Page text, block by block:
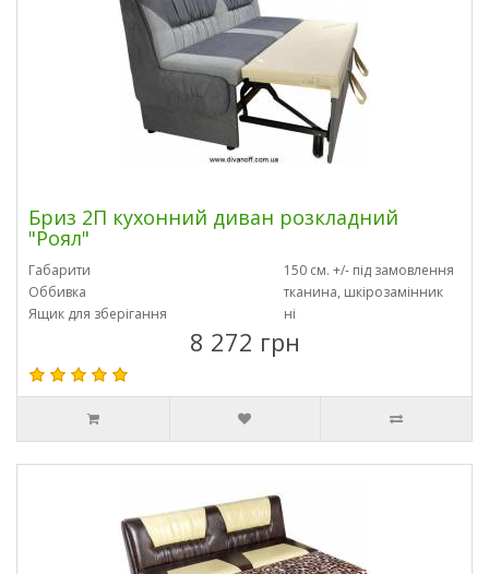
Бриз 2П кухонний диван розкладний
"Роял"
Габарити
150 см. +/- під замовлення
Оббивка
тканина, шкірозамінник
Ящик для зберігання
ні
8 272 грн